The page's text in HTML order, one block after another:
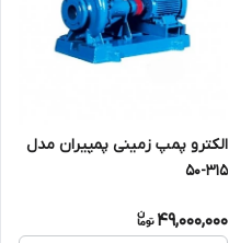
الکترو پمپ زمینی پمپیران مدل
315-50
49,000,000